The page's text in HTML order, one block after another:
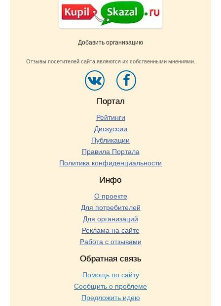
Добавить организацию
Отзывы посетителей сайта являются их собственными мнениями.
Портал
Рейтинги
Дискуссии
Публикации
Правила Портала
Политика конфиденциальности
Инфо
О проекте
Для потребителей
Для организаций
Реклама на сайте
Работа с отзывами
Обратная связь
Помощь по сайту
Сообщить о проблеме
Предложить идею